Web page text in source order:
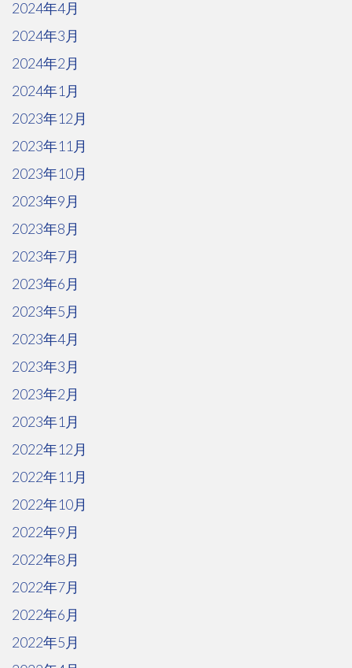
2024年4月
2024年3月
2024年2月
2024年1月
2023年12月
2023年11月
2023年10月
2023年9月
2023年8月
2023年7月
2023年6月
2023年5月
2023年4月
2023年3月
2023年2月
2023年1月
2022年12月
2022年11月
2022年10月
2022年9月
2022年8月
2022年7月
2022年6月
2022年5月